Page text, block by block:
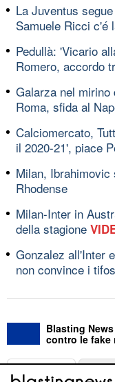
La Juventus
Samuele Ricci c'é
Pedullà: 'Vicario
Romero, accordo
Galarza nel
Roma, sfida al
Calciomercato,
il 2020-21', piace
Milan,
Rhodense
Milan-Inter in
della stagione
Gonzalez all'Inter
non convince i
Blasting
contro le fake
ABOUT